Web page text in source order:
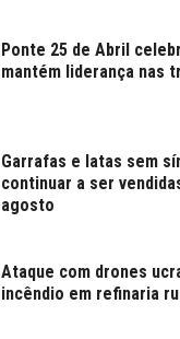
Ponte 25 de Abril
mantém liderança nas
Garrafas e latas sem
continuar a ser
agosto
Ataque com drones
incêndio em refinaria